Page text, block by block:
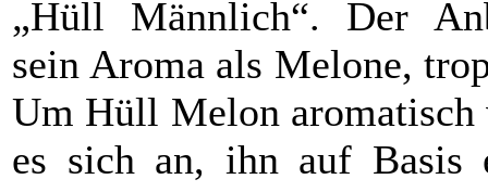
„Hüll Männlich“. Der
sein Aroma als Melone,
Um Hüll Melon
es sich an, ihn auf Basis